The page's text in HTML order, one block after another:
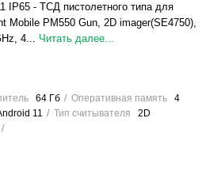
IP65 - ТСД пистолетного типа для
Mobile PM550 Gun, 2D imager(SE4750),
4... Читать далее...
64 Гб Оперативная память
4
11 Тип считывателя
2D